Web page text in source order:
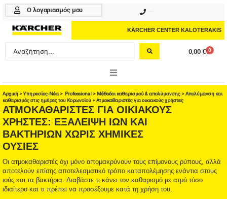
Μετάβαση
περιεχόμενο
Ο λογαριασμός μου
KÄRCHER CENTER KALOTERAKIS
Search
...
0,00 € 0
Cart
ONLINE SHOP
HOME & GARDEN
PROFESSIONAL
ΑΞΕΣΟΥΑΡ
ΚΑΘΑΡΙΣΤΙΚΑ
Αρχική >Υπηρεσίες-Νέα > Professional > Μέθοδοι καθαρισμού & απολύμανσης >Απολύμανση και
καθαρισμός στις ημέρες του Κορωνοϊού >Ατμοκαθαριστές για οικιακούς χρήστες
ΑΤΜΟΚΑΘΑΡΙΣΤΈΣ ΓΙΑ ΟΙΚΙΑΚΟΎΣ
ΧΡΉΣΤΕΣ: ΕΞΆΛΕΙΨΗ ΙΏΝ ΚΑΙ
ΒΑΚΤΗΡΊΩΝ ΧΩΡΊΣ ΧΗΜΙΚΈΣ
ΟΥΣΊΕΣ
Οι ατμοκαθαριστές όχι μόνο απομακρύνουν τους επίμονους ρύπους, αλλά
αποτελούν επίσης αποτελεσματικό τρόπο καταπολέμησης ενάντια στους
ιούς και τα βακτήρια. Διαβάστε τι κάνει τον καθαρισμό με ατμό τόσο
ιδιαίτερο και τι πρέπει να προσέξουμε κατά τη χρήση του.